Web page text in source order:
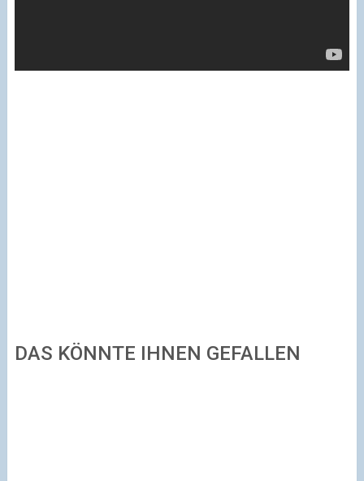
DAS KÖNNTE IHNEN GEFALLEN